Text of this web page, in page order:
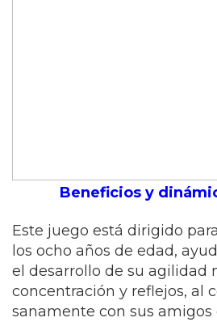
Beneficios y
Este juego está dirigido
los ocho años de edad,
el desarrollo de su agilidad
concentración y reflejos, al
sanamente con sus amigos